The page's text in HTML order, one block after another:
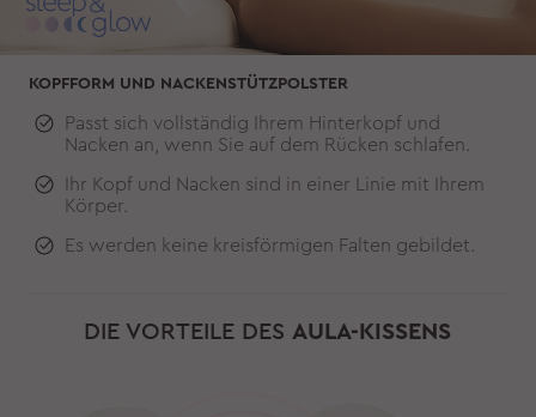
KOPFFORM UND NACKENSTÜTZPOLSTER
Passt sich vollständig Ihrem Hinterkopf und
Nacken an, wenn Sie auf dem Rücken schlafen.
Ihr Kopf und Nacken sind in einer Linie mit Ihrem
Körper.
Es werden keine kreisförmigen Falten gebildet.
DIE VORTEILE DESAULA-KISSENS